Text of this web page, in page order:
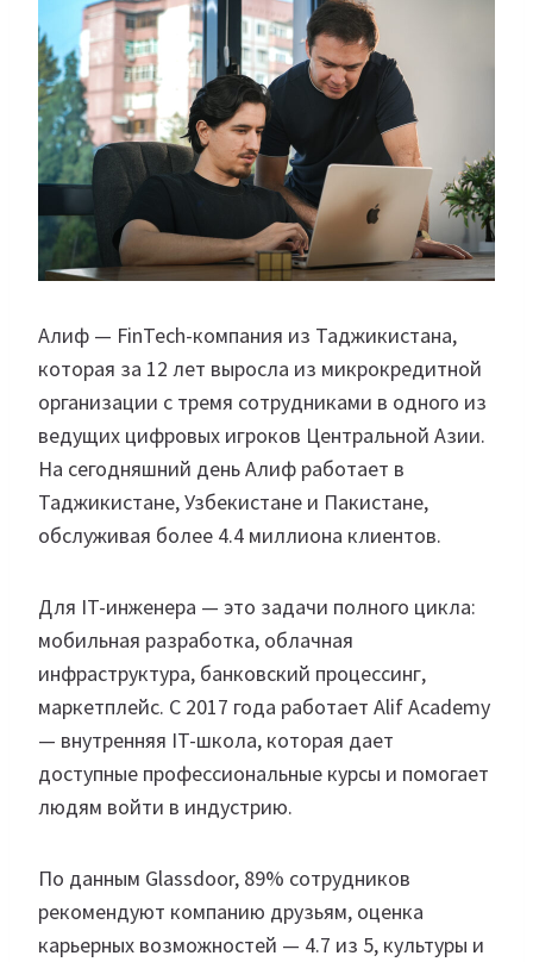
Алиф — FinTech-компания из Таджикистана,
которая за 12 лет выросла из микрокредитной
организации с тремя сотрудниками в одного из
ведущих цифровых игроков Центральной Азии.
На сегодняшний день Алиф работает в
Таджикистане, Узбекистане и Пакистане,
обслуживая более 4.4 миллиона клиентов.
Для IT-инженера — это задачи полного цикла:
мобильная разработка, облачная
инфраструктура, банковский процессинг,
маркетплейс. С 2017 года работает Alif Academy
— внутренняя IT-школа, которая дает
доступные профессиональные курсы и помогает
людям войти в индустрию.
По данным Glassdoor, 89% сотрудников
рекомендуют компанию друзьям, оценка
карьерных возможностей — 4.7 из 5, культуры и